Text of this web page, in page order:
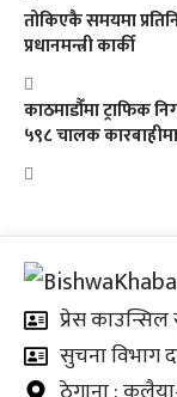
तोकिएकै समयमा
प्रधानमन्त्री कार्की
काठमाडौँमा ट्राफिक
५९८ चालक कारबाहीमा
प्रेस
सुचना विभाग